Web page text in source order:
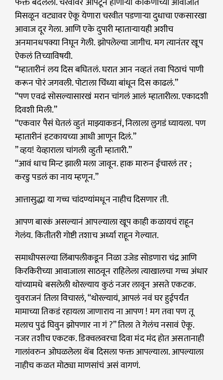
मिसळून वट्यावर ऐकू येणारा चरवीत पडणाऱ्या दुधाचा एकसारखा
आवाज दूर गेला. आणि एके दुपारी म्हाताऱ्यायही अशीच
अनमानधपक्या निघून गेली. झोपलेल्या जागीच. मग त्यानंतर खूप
ऐकलं तिच्याविषयी.
“म्हातारीनं लय दिस बघितलं. घरात आन नव्हतं तवा पिठाचं पाणी
करून पोरं जगवली. पोटाला चिंध्या बांधून दिस काढलं.”
“पण एवढं सोसल्यासारखं मरान चांगलं आलं म्हातारीला. एकादशी
दिवशी मिली.”
“एकवार पैसं घेतलं व्हुतं माझ्याकडनं, निलाला लुगडं घ्यायला. पण
म्हातारीनं हटकायच्या आधी आणून दिलं.”
” व्हय! येव्हाराला चांगली व्हुती म्हातारी.”
“आवं धाच मिन्ट झाली मला जावून. हाक मारुन ईचारलं तर ;
करडु पडलं का नाय म्हणून.”
आत्तासुद्धा या गच्च चांदण्यांमधून नाहीच दिसणार ती.
आपण बारकं असल्यानं आपल्याला खूप काही कळायचं राहून
गेलंय. कितीतरी गोष्टी तशाच अर्ध्या राहून गेल्यात.
समाधीपसल्या लिंबापलीकडून निळा उजेड सोडणारा चंद्र आणि
किरकिरीच्या आवाजाला साठवून राहिलेला त्याखालचा गच्च अंधार
यांच्यामधे बसलेली थोरल्याय कुठं नजर लावून असते एकटक.
युवराजनं तिला विचारलं, “थोरल्यायं, आपलं नवं घर हुईपर्यंत
मामाच्या तिकडं रहायला जाणाराय ना आपण ! मग तवा पण तू
मलाच पुढं घिवुन झोपणार ना गं ?” तिला ते गेलंच नसावं ऐकू.
नजर तशीच एकटक. डिक्वलवरचा दिवा मंद मंद होत असतानाही
गालांवरुन ओघळलेला थेंब दिसला फक्त आपल्याला. आपल्याला
नाहीच कळत मोठ्या माणसांचं असं वागणं.